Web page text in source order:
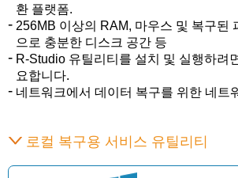
환 플랫폼.
256MB 이상의 RAM, 마우스 및 복구된
으로 충분한 디스크 공간 등
R-Studio 유틸리티를 설치 및 실행하려
요합니다.
네트워크에서 데이터 복구를 위한 네트
로컬 복구용 서비스 유틸리티